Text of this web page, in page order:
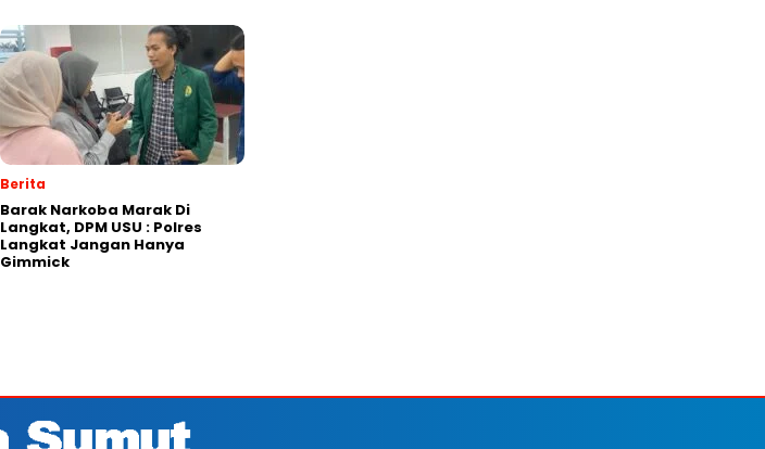
Berita
Barak Narkoba Marak Di
Langkat, DPM USU : Polres
Langkat Jangan Hanya
Gimmick